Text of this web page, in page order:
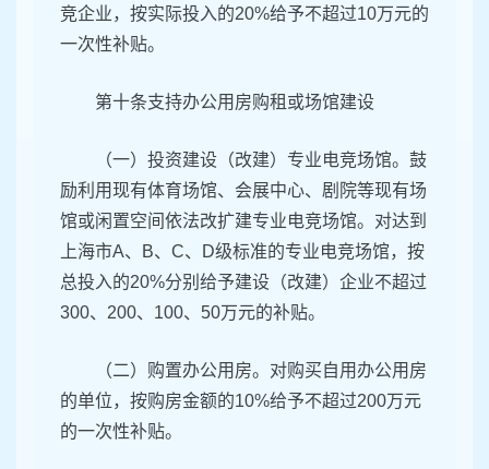
竞企业，按实际投入的20%给予不超过10万元的
一次性补贴。
第十条支持办公用房购租或场馆建设
（一）投资建设（改建）专业电竞场馆。鼓
励利用现有体育场馆、会展中心、剧院等现有场
馆或闲置空间依法改扩建专业电竞场馆。对达到
上海市A、B、C、D级标准的专业电竞场馆，按
总投入的20%分别给予建设（改建）企业不超过
300、200、100、50万元的补贴。
（二）购置办公用房。对购买自用办公用房
的单位，按购房金额的10%给予不超过200万元
的一次性补贴。